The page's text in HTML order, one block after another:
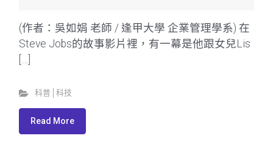
(作者：吳如娟 老師 / 逢甲大學 企業管理學系) 在
Steve Jobs的故事影片裡，有一幕是他跟女兒Lis
[…]
科普│科技
Read More